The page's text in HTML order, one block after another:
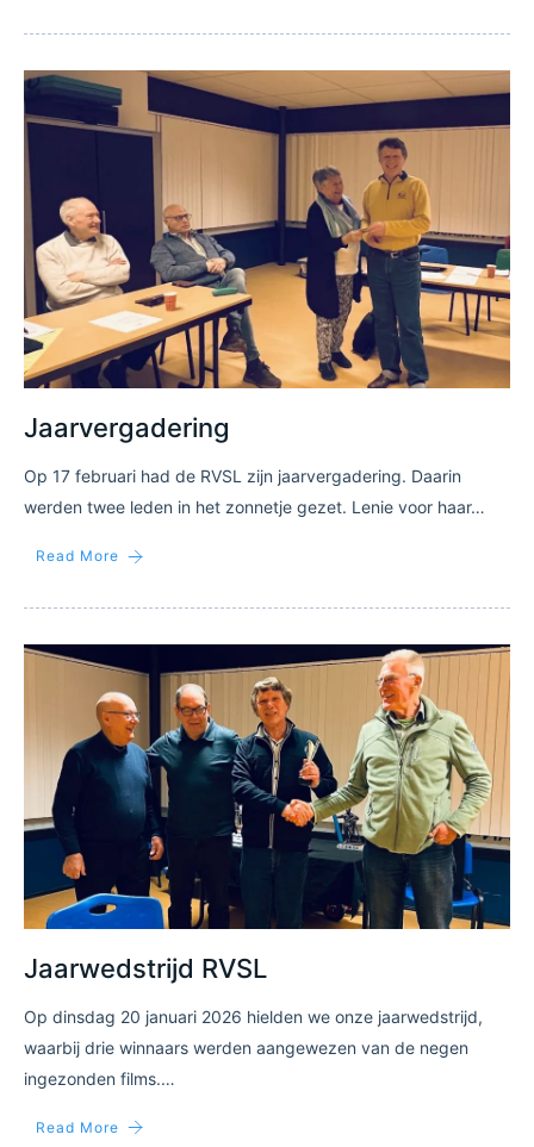
Jaarvergadering
Op 17 februari had de RVSL zijn jaarvergadering. Daarin
werden twee leden in het zonnetje gezet. Lenie voor haar…
Read More
Jaarwedstrijd RVSL
Op dinsdag 20 januari 2026 hielden we onze jaarwedstrijd,
waarbij drie winnaars werden aangewezen van de negen
ingezonden films.…
Read More